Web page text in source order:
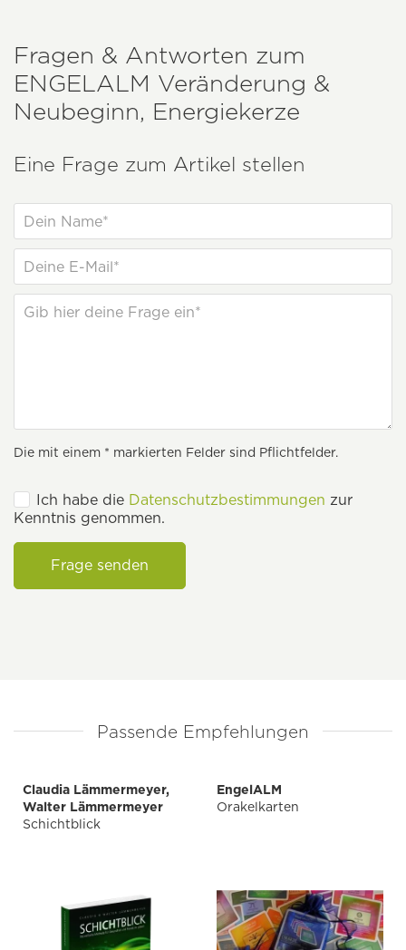
Fragen & Antworten zum
ENGELALM Veränderung &
Neubeginn, Energiekerze
Eine Frage zum Artikel stellen
Die mit einem * markierten Felder sind Pflichtfelder.
Ich habe die Datenschutzbestimmungen zur
Kenntnis genommen.
Frage senden
Passende Empfehlungen
Claudia Lämmermeyer,
Walter Lämmermeyer
Schichtblick
EngelALM
Orakelkarten